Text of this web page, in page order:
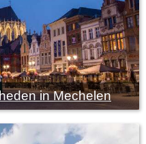
in Mechelen